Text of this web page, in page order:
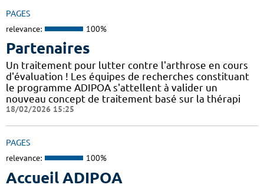
PAGES
relevance: 100%
Partenaires
Un traitement pour lutter contre l'arthrose en cours
d'évaluation ! Les équipes de recherches constituant
le programme ADIPOA s'attellent à valider un
nouveau concept de traitement basé sur la thérapi
18/02/2026 15:25
PAGES
relevance: 100%
Accueil ADIPOA